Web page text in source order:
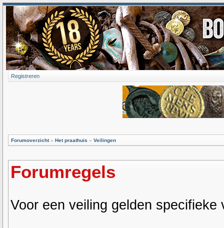
Registreren
Forumoverzicht» Het praathuis » Veilingen
Forumregels
Voor een veiling gelden specifieke